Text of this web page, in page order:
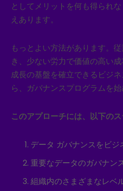
としてメリットを何も得られ
えあります。
もっとよい方法があります。
き、少ない労力で価値の高い成
成長の基盤を確立できるビジ
ら、ガバナンスプログラムを始
このアプローチには、以下のス
データ ガバナンスをビ
重要なデータのガバナン
組織内のさまざまなレベ